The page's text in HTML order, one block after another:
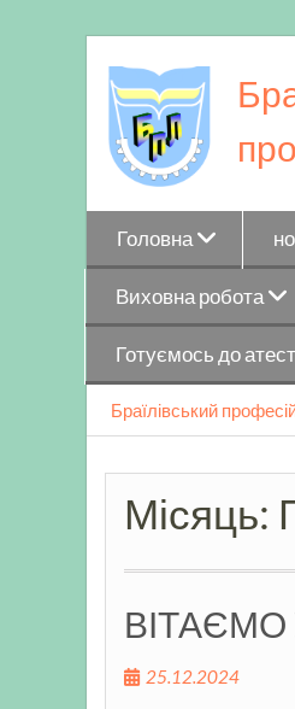
to
content
Головна
Виховна робота
Готуємось до
Браїлівський
Місяць:
25.12.2024